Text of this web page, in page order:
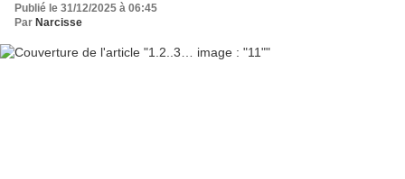
Publié le 31/12/2025 à 06:45
Par Narcisse